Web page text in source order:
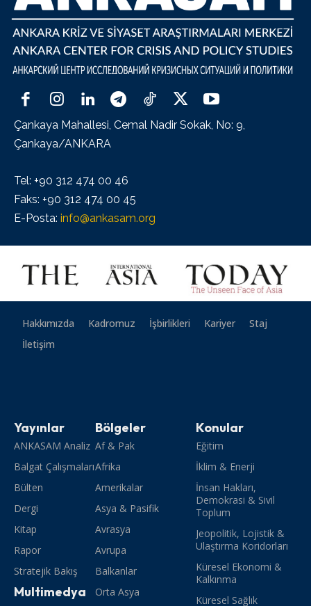
Çankaya Mahallesi, Cemal Nadir Sokak, No: 9,
Çankaya/ANKARA
Tel: +90 312 474 00 46
Faks: +90 312 474 00 45
E-Posta: info@ankasam.org
Hakkımızda Kadromuz İşbirlikleri Kariyer
Staj
İletişim
Yayınlar
ANKASAM Analiz
Balgat Çalışmaları
Bülten
Dergi
Kitap
Rapor
Stratejik Bakış
Multimedya
Bölgeler
Af & Pak
Afrika
Amerikalar
Asya & Pasifik
Avrasya
Avrupa
Balkanlar
Orta Asya
Konular
Eğitim
İklim & Enerji
İnsan Hakları,
Demokrasi & Sivil
Toplum
Jeopolitik, Lojistik &
Ulaştırma Koridorları
Küresel Ekonomi &
Kalkınma
Küresel Sağlık